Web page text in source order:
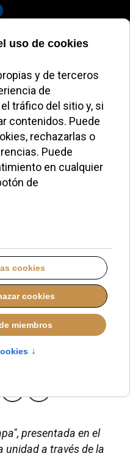
de
presentada en el
unidad a través de la